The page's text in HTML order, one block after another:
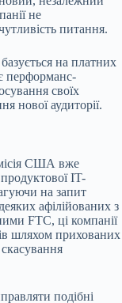
не
питання.
на платних
перформанс-
своїх
нової аудиторії.
США вже
IT-
на запит
афілійованих з
FTC, ці компанії
шляхом прихованих
подібні